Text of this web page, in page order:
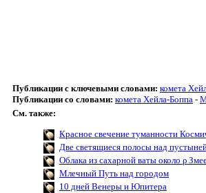
Публикации с ключевыми словами: комета
Публикации со словами: комета Хейла-Боппа -
См. также:
Красное свечение туманности
Две светящиеся полосы над
Облака из сахарной ваты около ρ
Млечный Путь над городом
10 дней Венеры и Юпитера